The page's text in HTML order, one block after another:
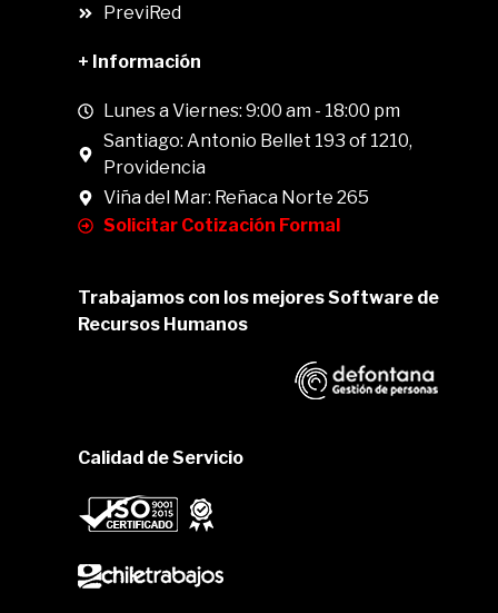
PreviRed
+ Información
Lunes a Viernes: 9:00 am - 18:00 pm
Santiago: Antonio Bellet 193 of 1210,
Providencia
Viña del Mar: Reñaca Norte 265
Solicitar Cotización Formal
Trabajamos con los mejores Software de
Recursos Humanos
Calidad de Servicio